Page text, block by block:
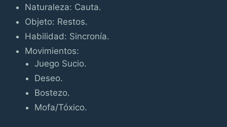
Naturaleza: Cauta.
Objeto: Restos.
Habilidad: Sincronía.
Movimientos:
Juego Sucio.
Deseo.
Bostezo.
Mofa/Tóxico.